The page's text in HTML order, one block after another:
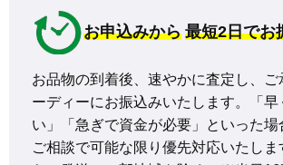
お申込みから 最短2日でお
お品物の到着後、速やかに査定し、
ーディーにお振込みいたします。「早
い」「急ぎで資金が必要」といった
ご相談で可能な限り優先対応いたし